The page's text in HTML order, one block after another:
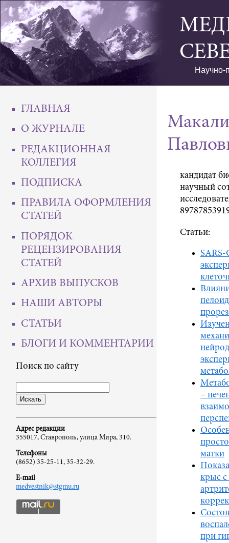
Научно-
ГЛАВНАЯ
О ЖУРНАЛЕ
РЕДАКЦИОННАЯ
КОЛЛЕГИЯ
ПОДПИСКА
ПРАВИЛА ОФОРМЛЕНИЯ
СТАТЕЙ
ПОРЯДОК
РЕЦЕНЗИРОВАНИЯ
СТАТЕЙ
АРХИВ ВЫПУСКОВ
НАШИ АВТОРЫ
СТАТЬИ
БЛОГИ И КОММЕНТАРИИ
Поиск по сайту
Адрес редакции
355017, Ставрополь, улица Мира, 310.
Телефоны
(8652) 35-25-11, 35-32-29.
E-mail
medvestnik@stgmu.ru
кандидат
научный
Статьи:
–
матки
крыс
при